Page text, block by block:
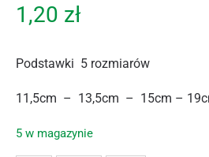
1,20 zł
Podstawki 5 rozmiarów
11,5cm – 13,5cm – 15cm –
5 w magazynie